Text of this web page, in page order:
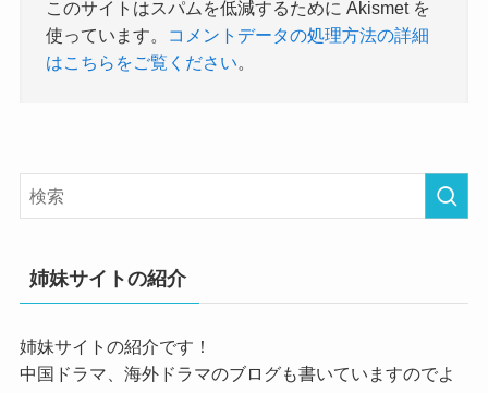
このサイトはスパムを低減するために Akismet を
使っています。
コメントデータの処理方法の詳細
はこちらをご覧ください。
姉妹サイトの紹介
姉妹サイトの紹介です！
中国ドラマ、海外ドラマのブログも書いていますのでよ